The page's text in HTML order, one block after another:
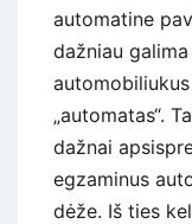
automatine
dažniau
„automatas“.
dažnai
egzaminus
dėže. Iš ties